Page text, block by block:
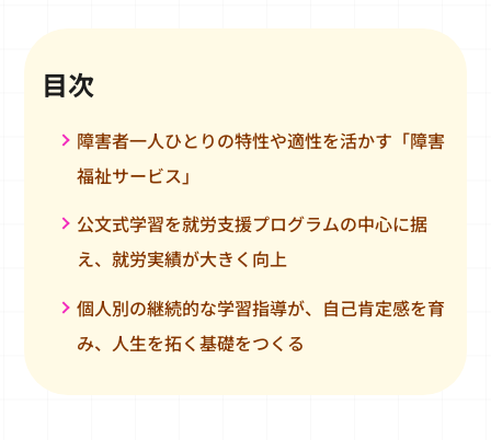
目次
障害者一人ひとりの特性や適性を活かす「障害
福祉サービス」
公文式学習を就労支援プログラムの中心に据
え、就労実績が大きく向上
個人別の継続的な学習指導が、自己肯定感を育
み、人生を拓く基礎をつくる